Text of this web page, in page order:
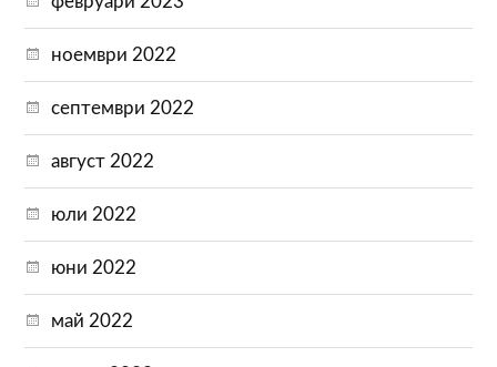
ноември 2022
септември 2022
август 2022
юли 2022
юни 2022
май 2022